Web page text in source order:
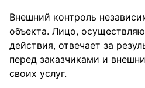
Внешний контроль
объекта. Лицо,
действия, отвечает за
перед заказчиками и
своих услуг.